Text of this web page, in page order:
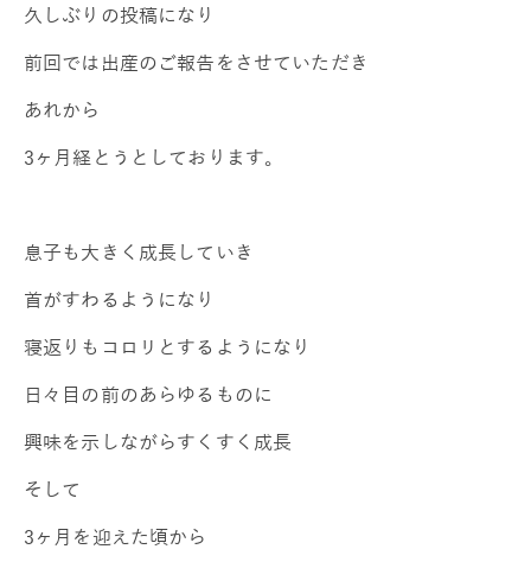
久しぶりの投稿になり
前回では出産のご報告をさせていただき
あれから
3ヶ月経とうとしております。
息子も大きく成長していき
首がすわるようになり
寝返りもコロリとするようになり
日々目の前のあらゆるものに
興味を示しながらすくすく成長
そして
3ヶ月を迎えた頃から